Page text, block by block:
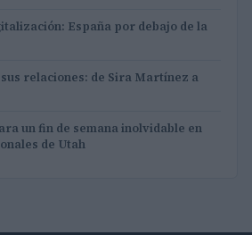
España por debajo de la
relaciones: de Sira Martínez a
un fin de semana inolvidable en
de Utah